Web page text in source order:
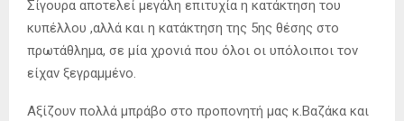
Σίγουρα αποτελεί μεγάλη επιτυχία η κατάκτηση του
κυπέλλου ,αλλά και η κατάκτηση της 5ης θέσης στο
πρωτάθλημα, σε μία χρονιά που όλοι οι υπόλοιποι τον
είχαν ξεγραμμένο.
Αξίζουν πολλά μπράβο στο προπονητή μας κ.Βαζάκα και